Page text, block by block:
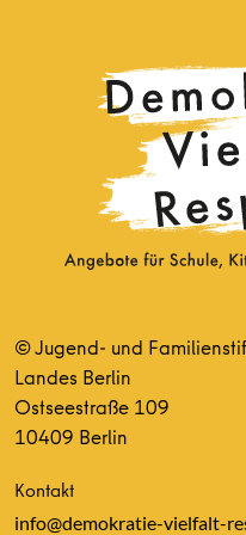
© Jugend- und
Landes Berlin
Ostseestraße 109
10409 Berlin
Kontakt
info@demokratie-vielfalt-